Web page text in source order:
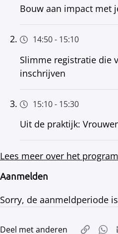
Bouw aan impact met
14:50- 15:10
Slimme registratie die
inschrijven
15:10- 15:30
Uit de praktijk:
Lees meer over het
Aanmelden
Sorry, de aanmeldperiode
Deel met anderen